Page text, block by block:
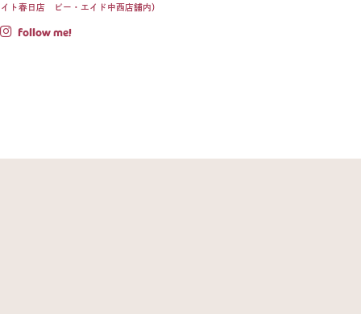
ト春日店 ビー・エイド中西店舗内）
follow me!